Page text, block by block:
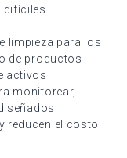
difíciles
limpieza para los
de productos
activos
monitorear,
reducen el costo